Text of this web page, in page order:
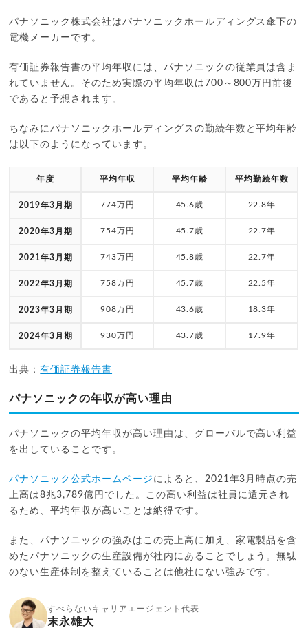
パナソニック株式会社はパナソニックホールディングス傘下の
電機メーカーです。
有価証券報告書の平均年収には、パナソニックの従業員は含ま
れていません。そのため実際の平均年収は700～800万円前後
であると予想されます。
ちなみにパナソニックホールディングスの勤続年数と平均年齢
は以下のようになっています。
年度 平均年収 平均年齢 平均勤続年数
2019年3月期 774万円 45.6歳 22.8年
2020年3月期 754万円 45.7歳 22.7年
2021年3月期 743万円 45.8歳 22.7年
2022年3月期 758万円 45.7歳 22.5年
2023年3月期 908万円 43.6歳 18.3年
2024年3月期 930万円 43.7歳 17.9年
出典：有価証券報告書
パナソニックの年収が高い理由
パナソニックの平均年収が高い理由は、グローバルで高い利益
を出していることです。
パナソニック公式ホームページ によると、2021年3月時点の売
上高は8兆3,789億円でした。この高い利益は社員に還元され
るため、平均年収が高いことは納得です。
また、パナソニックの強みはこの売上高に加え、家電製品を含
めたパナソニックの生産設備が社内にあることでしょう。無駄
のない生産体制を整えていることは他社にない強みです。
すべらないキャリアエージェント代表
末永雄大